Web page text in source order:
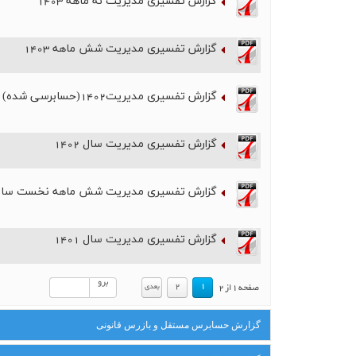
اخبار
گزارش تفسیری مدیریت شش ماهه 1403
گزارش تفسیری مدیریت1402(حسابرسی شده)
گزارش تفسیری مدیریت سال 1402
گزارش تفسیری مدیریت شش ماهه نخست سال
گزارش تفسیری مدیریت سال 1401
صفحه 1 از 2
1
2 بعدي برو
گزارش حسابرس مستقل و بازرس قانونی